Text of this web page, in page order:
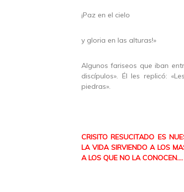
¡Paz en el cielo
y gloria en las alturas!»
Algunos fariseos que iban
discípulos». Él les replicó:
piedras».
CRISITO RESUCITADO ES
LA VIDA SIRVIENDO A LOS
A LOS QUE NO LA CONOCEN….